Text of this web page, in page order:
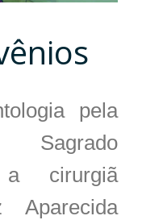
pela
Sagrado
cirurgiã